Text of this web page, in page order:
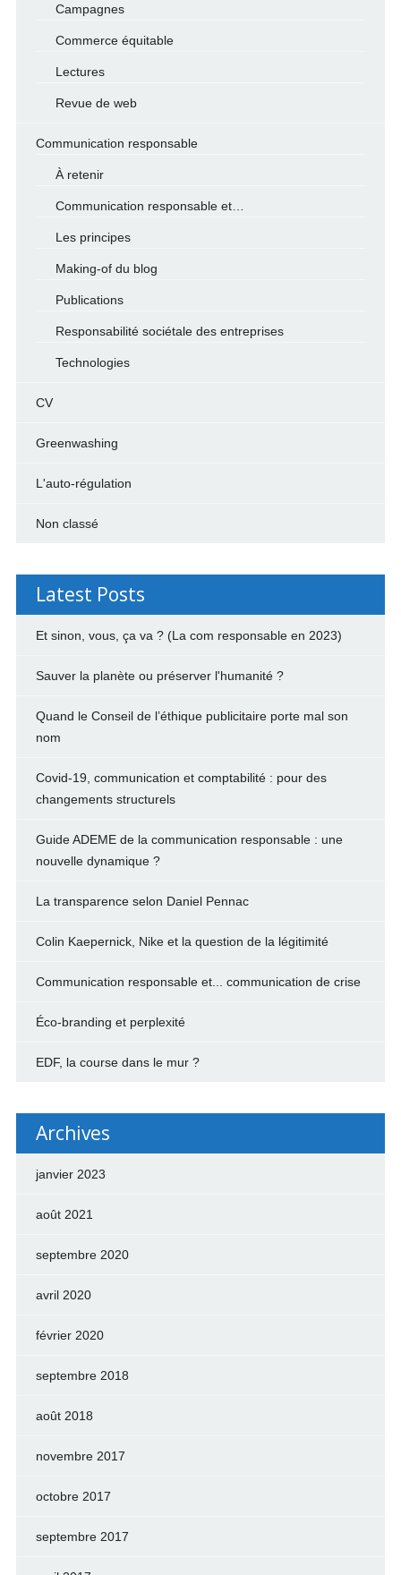
Campagnes
Commerce équitable
Lectures
Revue de web
Communication responsable
À retenir
Communication responsable et…
Les principes
Making-of du blog
Publications
Responsabilité sociétale des entreprises
Technologies
CV
Greenwashing
L'auto-régulation
Non classé
Latest Posts
Et sinon, vous, ça va ? (La com responsable en 2023)
Sauver la planète ou préserver l'humanité ?
Quand le Conseil de l’éthique publicitaire porte mal son
nom
Covid-19, communication et comptabilité : pour des
changements structurels
Guide ADEME de la communication responsable : une
nouvelle dynamique ?
La transparence selon Daniel Pennac
Colin Kaepernick, Nike et la question de la légitimité
Communication responsable et... communication de crise
Éco-branding et perplexité
EDF, la course dans le mur ?
Archives
janvier 2023
août 2021
septembre 2020
avril 2020
février 2020
septembre 2018
août 2018
novembre 2017
octobre 2017
septembre 2017